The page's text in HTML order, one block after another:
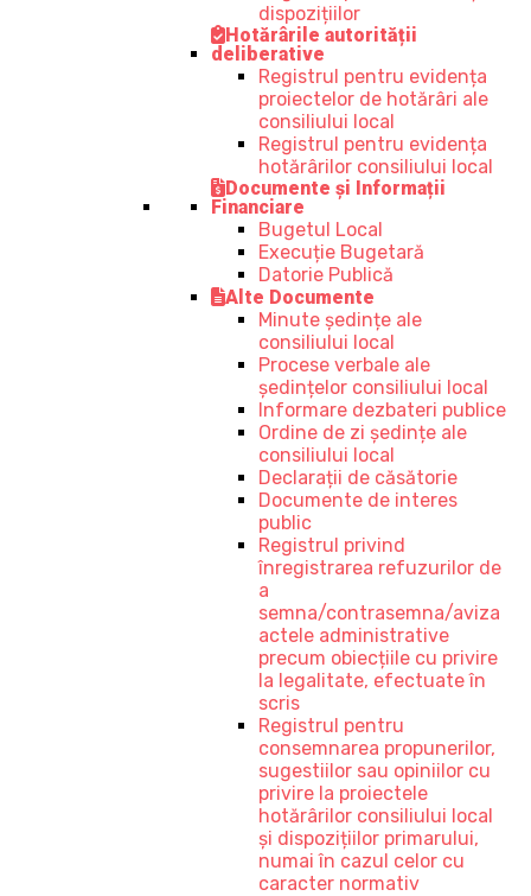
dispozițiilor
Hotărârile autorității
deliberative
Registrul pentru evidența
proiectelor de hotărâri ale
consiliului local
Registrul pentru evidența
hotărârilor consiliului local
Documente și Informații
Financiare
Bugetul Local
Execuție Bugetară
Datorie Publică
Alte Documente
Minute ședințe ale
consiliului local
Procese verbale ale
ședințelor consiliului local
Informare dezbateri publice
Ordine de zi ședințe ale
consiliului local
Declarații de căsătorie
Documente de interes
public
Registrul privind
înregistrarea refuzurilor de
a
semna/contrasemna/aviza
actele administrative
precum obiecțiile cu privire
la legalitate, efectuate în
scris
Registrul pentru
consemnarea propunerilor,
sugestiilor sau opiniilor cu
privire la proiectele
hotărârilor consiliului local
și dispozițiilor primarului,
numai în cazul celor cu
caracter normativ